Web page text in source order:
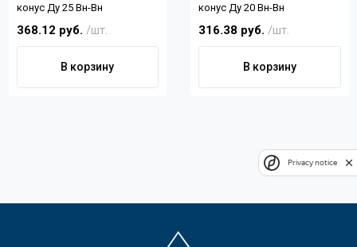
конус Ду 25 Вн-Вн
368.12 руб. /шт.
В корзину
конус Ду 20 Вн-Вн
316.38 руб. /шт.
В корзину
Privacy notice